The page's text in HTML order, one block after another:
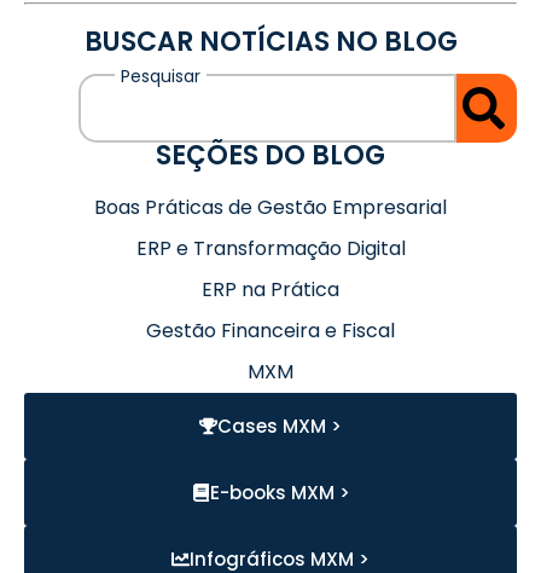
BUSCAR NOTÍCIAS NO BLOG
SEÇÕES DO BLOG
Boas Práticas de Gestão Empresarial
ERP e Transformação Digital
ERP na Prática
Gestão Financeira e Fiscal
MXM
Cases MXM >
E-books MXM >
Infográficos MXM >